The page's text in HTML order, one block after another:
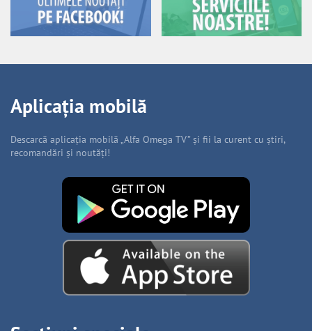
Aplicația mobilă
Descarcă aplicația mobilă „Alfa Omega TV” și fii la curent cu știri,
recomandări și noutăți!